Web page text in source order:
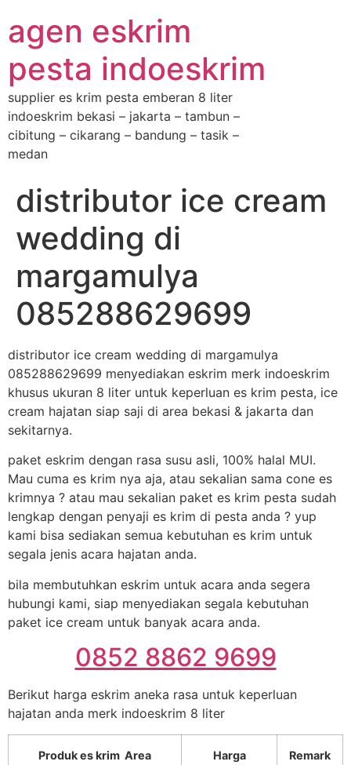
agen eskrim
pesta indoeskrim
supplier es krim pesta emberan 8 liter
indoeskrim bekasi – jakarta – tambun –
cibitung – cikarang – bandung – tasik –
medan
distributor ice cream
wedding di
margamulya
085288629699
distributor ice cream wedding di margamulya
085288629699 menyediakan eskrim merk indoeskrim
khusus ukuran 8 liter untuk keperluan es krim pesta, ice
cream hajatan siap saji di area bekasi & jakarta dan
sekitarnya.
paket eskrim dengan rasa susu asli, 100% halal MUI.
Mau cuma es krim nya aja, atau sekalian sama cone es
krimnya ? atau mau sekalian paket es krim pesta sudah
lengkap dengan penyaji es krim di pesta anda ? yup
kami bisa sediakan semua kebutuhan es krim untuk
segala jenis acara hajatan anda.
bila membutuhkan eskrim untuk acara anda segera
hubungi kami, siap menyediakan segala kebutuhan
paket ice cream untuk banyak acara anda.
0852 8862 9699
Berikut harga eskrim aneka rasa untuk keperluan
hajatan anda merk indoeskrim 8 liter
Produk es krim Area
Harga Remark